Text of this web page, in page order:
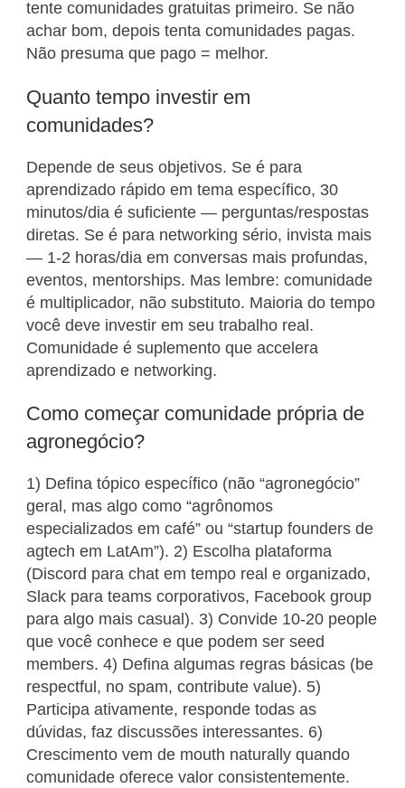
tente comunidades gratuitas primeiro. Se não
achar bom, depois tenta comunidades pagas.
Não presuma que pago = melhor.
Quanto tempo investir em
comunidades?
Depende de seus objetivos. Se é para
aprendizado rápido em tema específico, 30
minutos/dia é suficiente — perguntas/respostas
diretas. Se é para networking sério, invista mais
— 1-2 horas/dia em conversas mais profundas,
eventos, mentorships. Mas lembre: comunidade
é multiplicador, não substituto. Maioria do tempo
você deve investir em seu trabalho real.
Comunidade é suplemento que accelera
aprendizado e networking.
Como começar comunidade própria de
agronegócio?
1) Defina tópico específico (não “agronegócio”
geral, mas algo como “agrônomos
especializados em café” ou “startup founders de
agtech em LatAm”). 2) Escolha plataforma
(Discord para chat em tempo real e organizado,
Slack para teams corporativos, Facebook group
para algo mais casual). 3) Convide 10-20 people
que você conhece e que podem ser seed
members. 4) Defina algumas regras básicas (be
respectful, no spam, contribute value). 5)
Participa ativamente, responde todas as
dúvidas, faz discussões interessantes. 6)
Crescimento vem de mouth naturally quando
comunidade oferece valor consistentemente.